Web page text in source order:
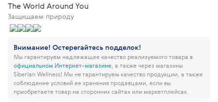
The World Around You
Защищаем природу
Внимание! Остерегайтесь подделок!
Мы гарантируем надлежащее качество реализуемого товара в
официальном Интернет-магазине , а также через магазины
Siberian Wellness! Мы не гарантируем качество продукции, а также
соблюдение условий ее хранения продавцами, если вы
приобретаете товар на сторонних сайтах или маркетплейсах.